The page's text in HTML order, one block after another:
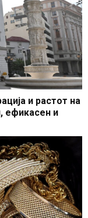
и растот на
ефикасен и